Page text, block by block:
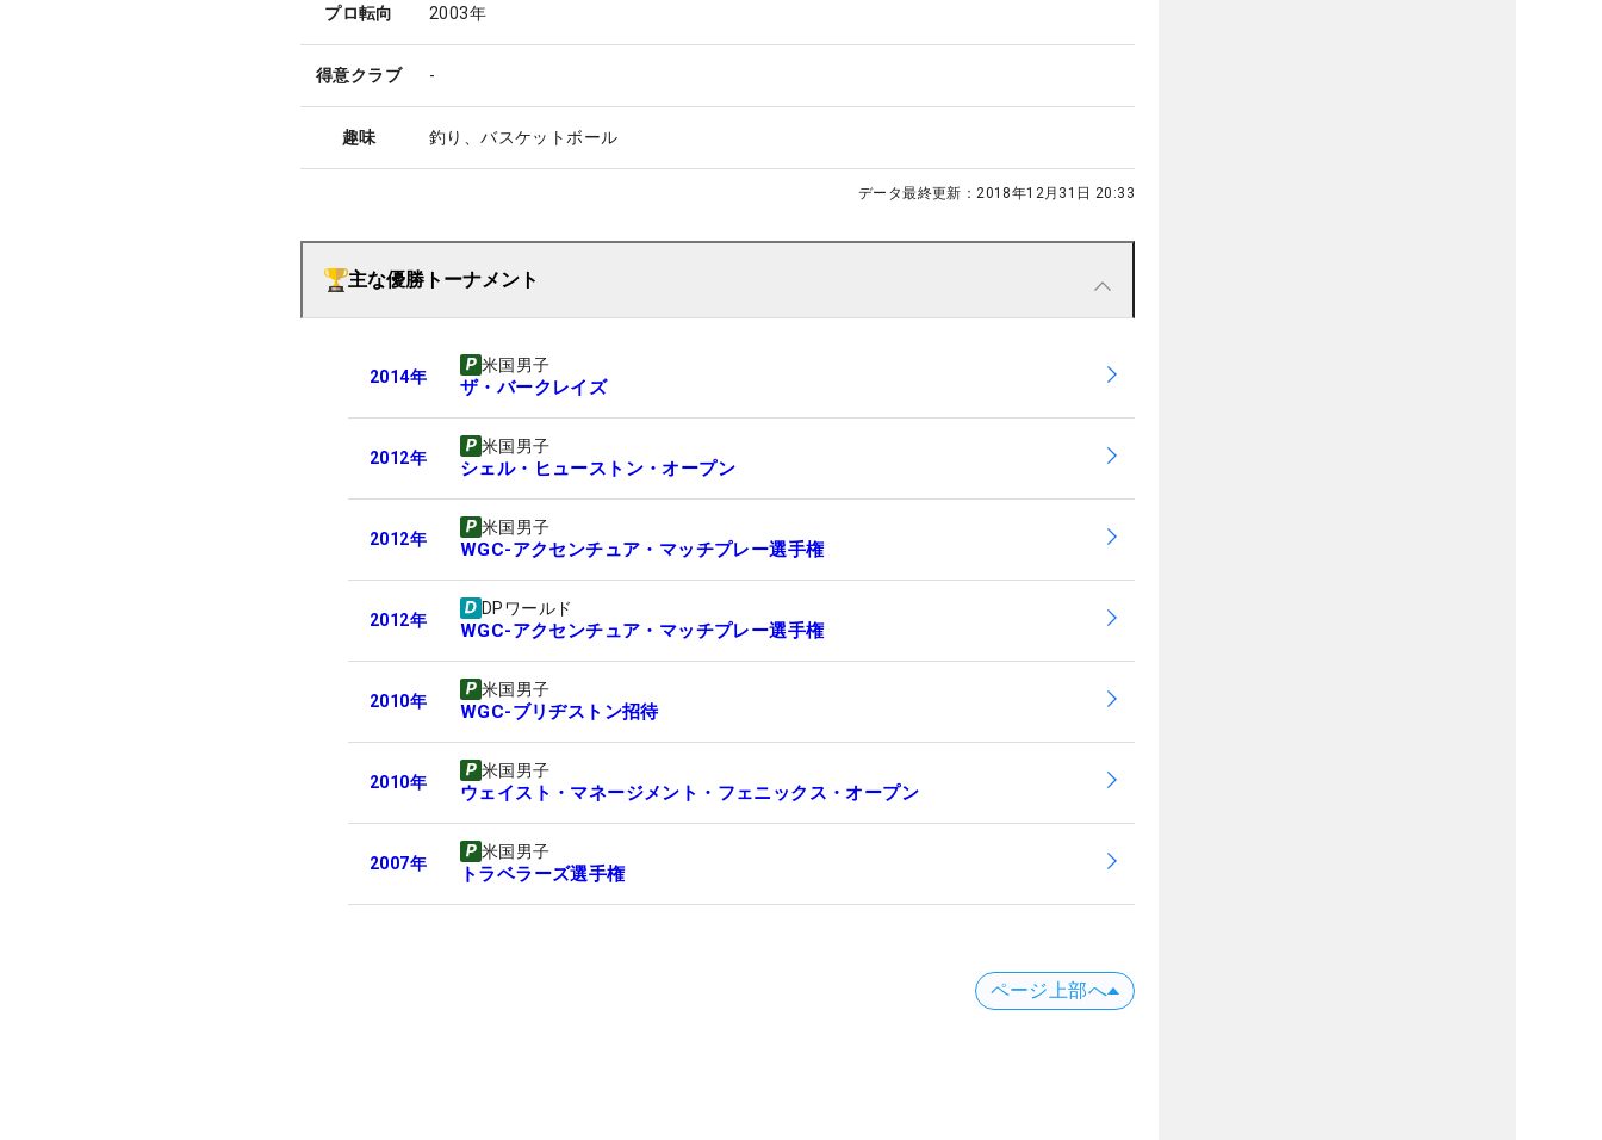
プロ転向 2003年
得意クラブ -
趣味 釣り、バスケットボール
データ最終更新： 2018年12月31日 20:33
主な優勝トーナメント
2014年
米国男子
ザ・バークレイズ
2012年
米国男子
シェル・ヒューストン・オープン
2012年
米国男子
WGC-アクセンチュア・マッチプレー選手権
2012年
DPワールド
WGC-アクセンチュア・マッチプレー選手権
2010年
米国男子
WGC-ブリヂストン招待
2010年
米国男子
ウェイスト・マネージメント・フェニックス・オープン
2007年
米国男子
トラベラーズ選手権
ページ上部へ